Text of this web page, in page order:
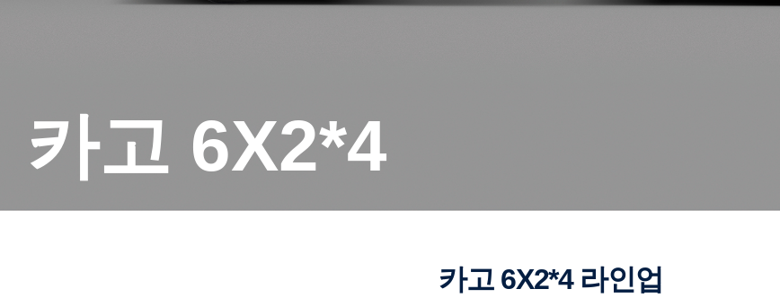
카고 6X2*4
카고 6X2*4 라인업